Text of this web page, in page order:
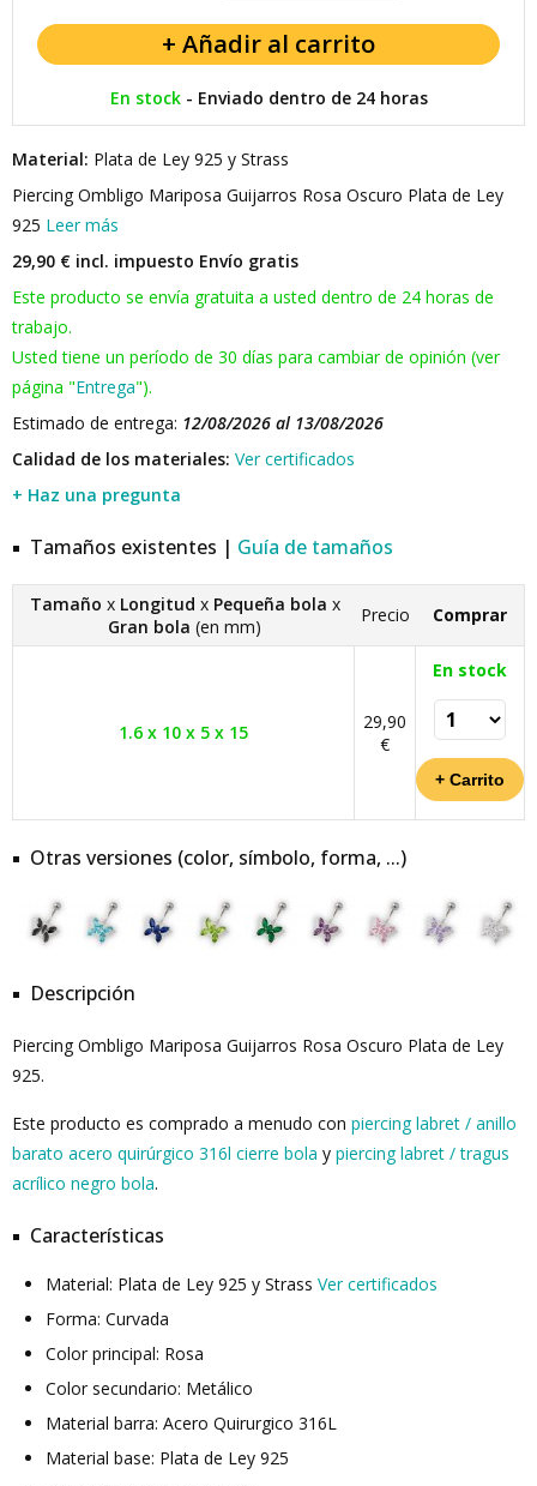
En stock- Enviado dentro de 24 horas
Material: Plata de Ley 925 y Strass
Piercing Ombligo Mariposa Guijarros Rosa Oscuro Plata de Ley
925 Leer más
29,90 € incl. impuesto Envío gratis
Este producto se envía gratuita a usted dentro de 24 horas de
trabajo.
Usted tiene un período de 30 días para cambiar de opinión (ver
página "Entrega").
Estimado de entrega: 12/08/2026 al 13/08/2026
Calidad de los materiales: Ver certificados
+ Haz una pregunta
Tamaños existentes | Guía de tamaños
Tamaño x Longitud x Pequeña bola x
Gran bola (en mm)
Precio Comprar
1.6 x 10 x 5 x 15
29,90
€
En stock
Otras versiones (color, símbolo, forma, ...)
Descripción
Piercing Ombligo Mariposa Guijarros Rosa Oscuro Plata de Ley
925.
Este producto es comprado a menudo con piercing labret / anillo
barato acero quirúrgico 316l cierre bola y piercing labret / tragus
acrílico negro bola.
Características
Material: Plata de Ley 925 y Strass Ver certificados
Forma: Curvada
Color principal: Rosa
Color secundario: Metálico
Material barra: Acero Quirurgico 316L
Material base: Plata de Ley 925